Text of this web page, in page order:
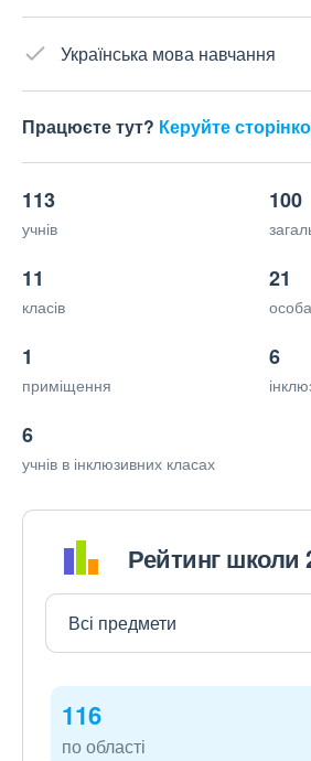
Українська мова навчання
Працюєте тут? Керуйте
113
учнів
100
11
класів
21
1
приміщення
6
6
учнів в інклюзивних класах
Рейтинг школи
116
по області